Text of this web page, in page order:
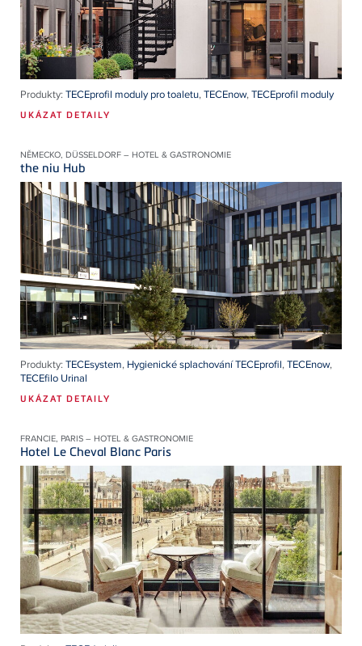
Produkty: TECEprofil moduly pro toaletu,TECEnow,TECEprofil moduly
UKÁZAT DETAILY
NĚMECKO, DÜSSELDORF – HOTEL & GASTRONOMIE
the niu Hub
Produkty: TECEsystem, Hygienické splachování TECEprofil,TECEnow,
TECEfilo Urinal
UKÁZAT DETAILY
FRANCIE, PARIS – HOTEL & GASTRONOMIE
Hotel Le Cheval Blanc Paris